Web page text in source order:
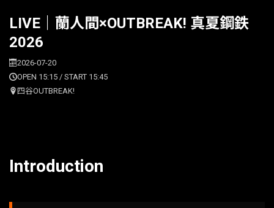
LIVE｜蘭人間×OUTBREAK! 真夏鋼鉄
2026
2026-07-20
OPEN 15:15 / START 15:45
四谷OUTBREAK!
Introduction